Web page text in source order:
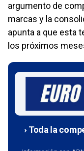
argumento de
marcas y la
apunta a que esta
los próximos
› Toda la